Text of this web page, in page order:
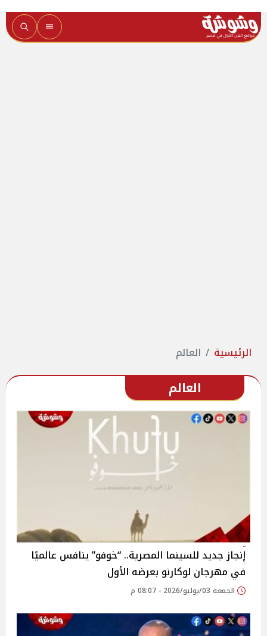
الرئيسية العالم
العالم
إنجاز جديد للسينما المصرية.. “خوفو” ينافس عالميًا
في مهرجان لوكارنو بعرضه الأول
الجمعة 03/يوليو/2026 - 08:07 م